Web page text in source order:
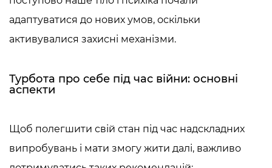
адаптуватися до нових умов, оскільки
активувалися захисні механізми.
Турбота про себе під час війни: основні
аспекти
Щоб полегшити свій стан під час надскладних
випробувань і мати змогу жити далі, важливо